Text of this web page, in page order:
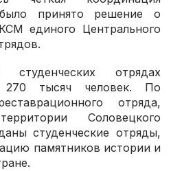
принято решение о
единого Центрального
отрядах
270 тысяч человек. По
отряда,
Соловецкого
студенческие отряды,
памятников истории и